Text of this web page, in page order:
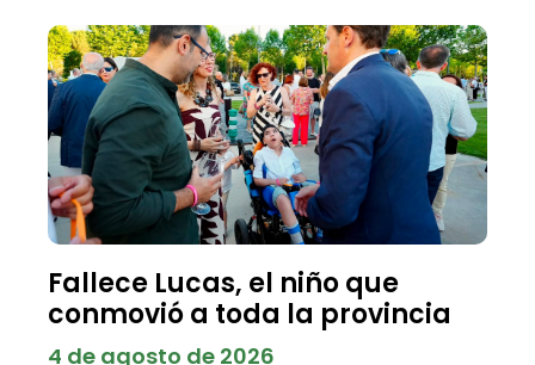
Fallece Lucas, el niño que
conmovió a toda la provincia
4 de agosto de 2026